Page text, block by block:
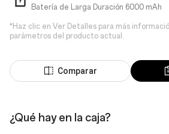
Batería de Larga Duración 6000 mAh
*Haz clic en Ver Detalles para más
parámetros del producto actual.
Comparar
¿Qué hay en la caja?